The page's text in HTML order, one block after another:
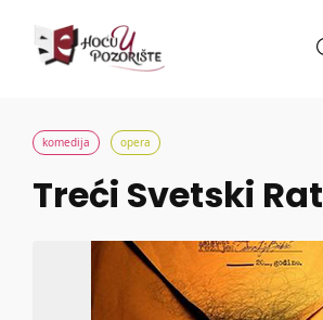
komedija opera
Treći Svetski Rat